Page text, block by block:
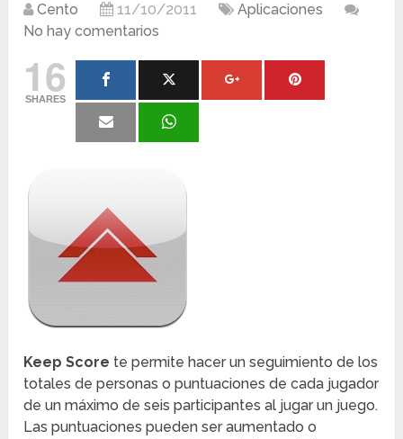
Cento 11/10/2011
Aplicaciones
No hay comentarios
16
SHARES
Keep Score te permite hacer un seguimiento de los
totales de personas o puntuaciones de cada jugador
de un máximo de seis participantes al jugar un juego.
Las puntuaciones pueden ser aumentado o